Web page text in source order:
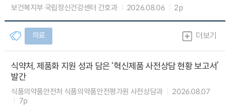
보건복지부 국립정신건강센터 간호과 2026.08.06 2p
의료 더보기
식약처, 제품화 지원 성과 담은 ‘혁신제품 사전상담 현황 보고서’
발간
식품의약품안전처 식품의약품안전평가원 사전상담과
2026.08.07
7p